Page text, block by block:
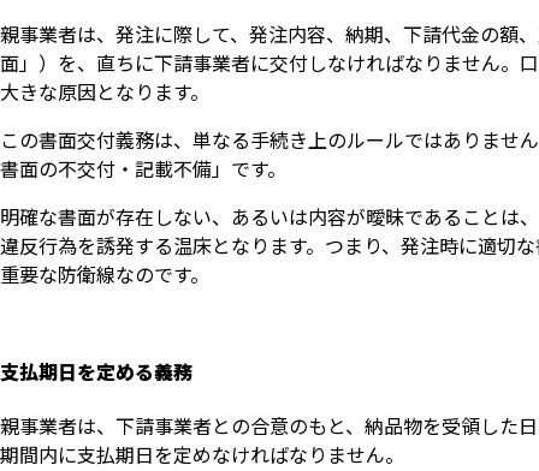
親事業者は、発注に際して、発注内容、納期、下請代金の額
面」）を、直ちに下請事業者に交付しなければなりません。
大きな原因となります。
この書面交付義務は、単なる手続き上のルールではありませ
書面の不交付・記載不備」です。
明確な書面が存在しない、あるいは内容が曖昧であることは
違反行為を誘発する温床となります。つまり、発注時に適切
重要な防衛線なのです。
支払期日を定める義務
親事業者は、下請事業者との合意のもと、納品物を受領した
期間内に支払期日を定めなければなりません。